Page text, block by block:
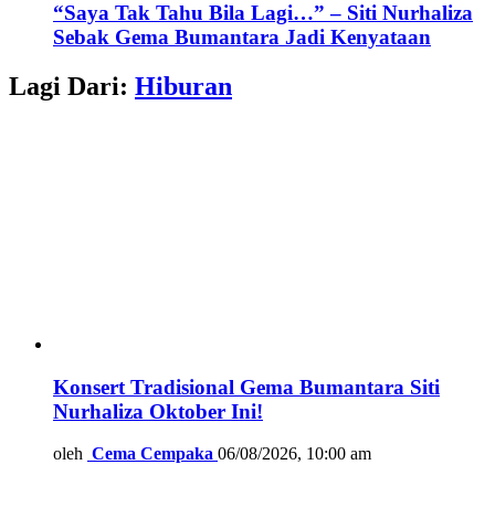
“Saya Tak Tahu Bila Lagi…” – Siti Nurhaliza
Sebak Gema Bumantara Jadi Kenyataan
Lagi Dari: Hiburan
Konsert Tradisional Gema Bumantara Siti
Nurhaliza Oktober Ini!
oleh Cema Cempaka 06/08/2026, 10:00 am